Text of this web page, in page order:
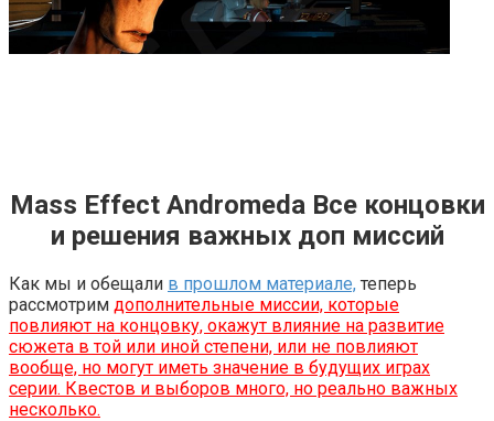
Mass Effect Andromeda Все концовки
и решения важных доп миссий
Как мы и обещали в прошлом материале, теперь
рассмотрим дополнительные миссии, которые
повлияют на концовку, окажут влияние на развитие
сюжета в той или иной степени, или не повлияют
вообще, но могут иметь значение в будущих играх
серии. Квестов и выборов много, но реально важных
несколько.